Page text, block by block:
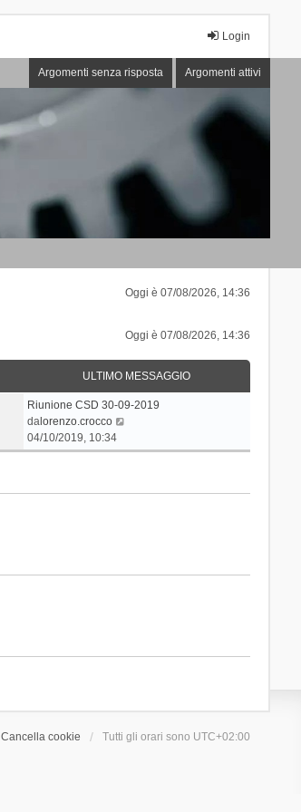
Login
Argomenti senza risposta Argomenti attivi
Oggi è 07/08/2026, 14:36
Oggi è 07/08/2026, 14:36
ULTIMO MESSAGGIO
Riunione CSD 30-09-2019
dalorenzo.crocco
d
o
04/10/2019, 10:34
Cancella cookie Tutti gli orari sono UTC+02:00